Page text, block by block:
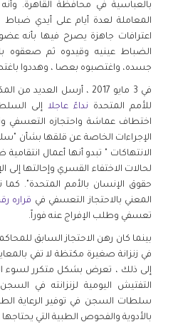
بالعباسية في محافظة القاهرة.
المعاملة لعدة أيام على أيدي ضباط
اعترافات جاهزة يصرح فيها
الضباط عينيه وقيدوه ثم صعقوه
جسده، واغتصبوه بعصا ، وهددوا
في 3 مايو 2017 ، أرسل
للأمم المتحدة نداءً عاجلا إلى
اختطاف عماشة واحتجازه التعسفي
الإجراءات الخاصة عن قلقها بشأن
الانتهاكات " تبدو أنها أعمال
لحالات الاختفاء القسري وإحالتها إلى
حقوق الإنسان بالأمم المتحدة". كما
المعني بالاحتجاز التعسفي في قراره رقم 78/
تعسفي وطلب الإفراج عنه فوراً.
بينما كان رهن الاحتجاز السابق
في زنزانة صغيرة مكتظة لا تفي
إلى ذلك ، تعرض بشكل متكرر لسوء
التفتيش اليومية لزنزانته في
سلطات السجن في توفير الرعاية
بالأدوية والفحوص الطبية التي